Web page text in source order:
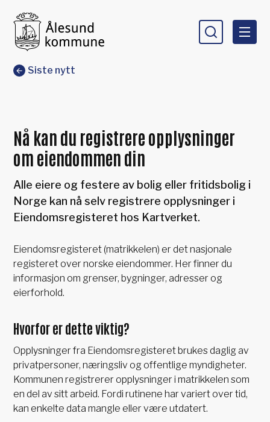
Du er her:
Siste nytt
Nå kan du registrere opplysninger
om eiendommen din
Alle eiere og festere av bolig eller fritidsbolig i
Norge kan nå selv registrere opplysninger i
Eiendomsregisteret hos Kartverket.
Eiendomsregisteret (matrikkelen) er det nasjonale
registeret over norske eiendommer. Her finner du
informasjon om grenser, bygninger, adresser og
eierforhold.
Hvorfor er dette viktig?
Opplysninger fra Eiendomsregisteret brukes daglig av
privatpersoner, næringsliv og offentlige myndigheter.
Kommunen registrerer opplysninger i matrikkelen som
en del av sitt arbeid. Fordi rutinene har variert over tid,
kan enkelte data mangle eller være utdatert.